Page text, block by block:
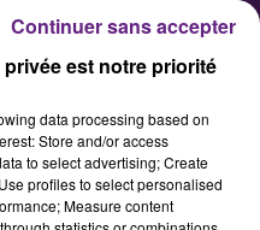
est notre priorité
data processing based on
Store and/or access
to select advertising; Create
profiles to select personalised
Measure content
Continuer sans accepter